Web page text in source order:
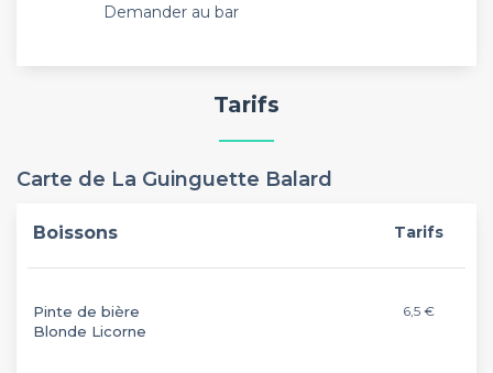
Demander au bar
Tarifs
Carte de La Guinguette Balard
Boissons Tarifs
Pinte de bière
Blonde Licorne
6,5 €